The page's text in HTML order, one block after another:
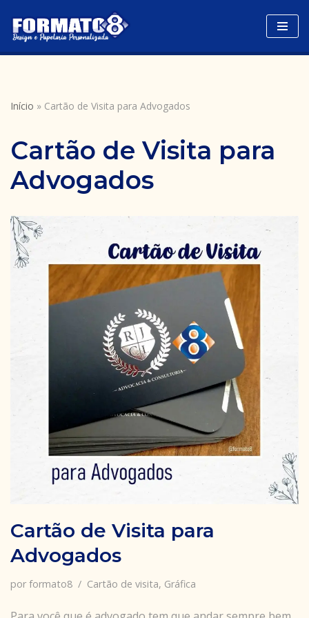
Avançar
para
Início » Cartão de Visita para Advogados
Cartão de Visita para
Advogados
Cartão de Visita para
Advogados
por formato8 Cartão de visita, Gráfica